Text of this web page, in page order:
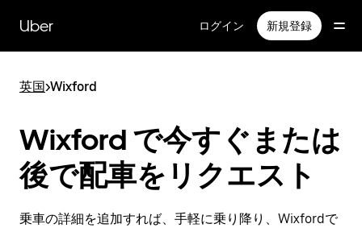
Uber ログイン 新規登録
英国>Wixford
Wixford で今すぐまたは
後で配車をリクエスト
乗車の詳細を追加すれば、手軽に乗り降り、Wixfordで